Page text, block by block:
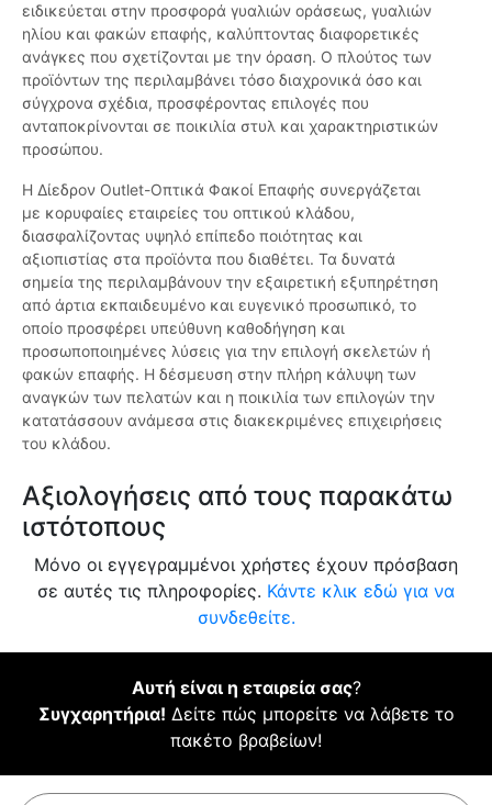
ειδικεύεται στην προσφορά γυαλιών οράσεως, γυαλιών
ηλίου και φακών επαφής, καλύπτοντας διαφορετικές
ανάγκες που σχετίζονται με την όραση. Ο πλούτος των
προϊόντων της περιλαμβάνει τόσο διαχρονικά όσο και
σύγχρονα σχέδια, προσφέροντας επιλογές που
ανταποκρίνονται σε ποικιλία στυλ και χαρακτηριστικών
προσώπου.
Η Δίεδρον Outlet-Οπτικά Φακοί Επαφής συνεργάζεται
με κορυφαίες εταιρείες του οπτικού κλάδου,
διασφαλίζοντας υψηλό επίπεδο ποιότητας και
αξιοπιστίας στα προϊόντα που διαθέτει. Τα δυνατά
σημεία της περιλαμβάνουν την εξαιρετική εξυπηρέτηση
από άρτια εκπαιδευμένο και ευγενικό προσωπικό, το
οποίο προσφέρει υπεύθυνη καθοδήγηση και
προσωποποιημένες λύσεις για την επιλογή σκελετών ή
φακών επαφής. Η δέσμευση στην πλήρη κάλυψη των
αναγκών των πελατών και η ποικιλία των επιλογών την
κατατάσσουν ανάμεσα στις διακεκριμένες επιχειρήσεις
του κλάδου.
Αξιολογήσεις από τους παρακάτω
ιστότοπους
Μόνο οι εγγεγραμμένοι χρήστες έχουν πρόσβαση
σε αυτές τις πληροφορίες. Κάντε κλικ εδώ για να
συνδεθείτε.
Αυτή είναι η εταιρεία σας?
Συγχαρητήρια! Δείτε πώς μπορείτε να λάβετε το
πακέτο βραβείων!